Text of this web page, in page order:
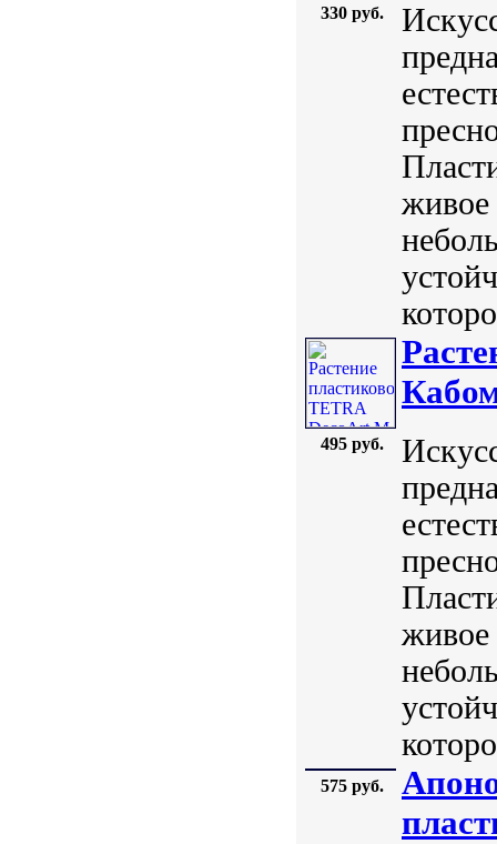
330 руб.
живое
495 руб.
живое
575 руб.